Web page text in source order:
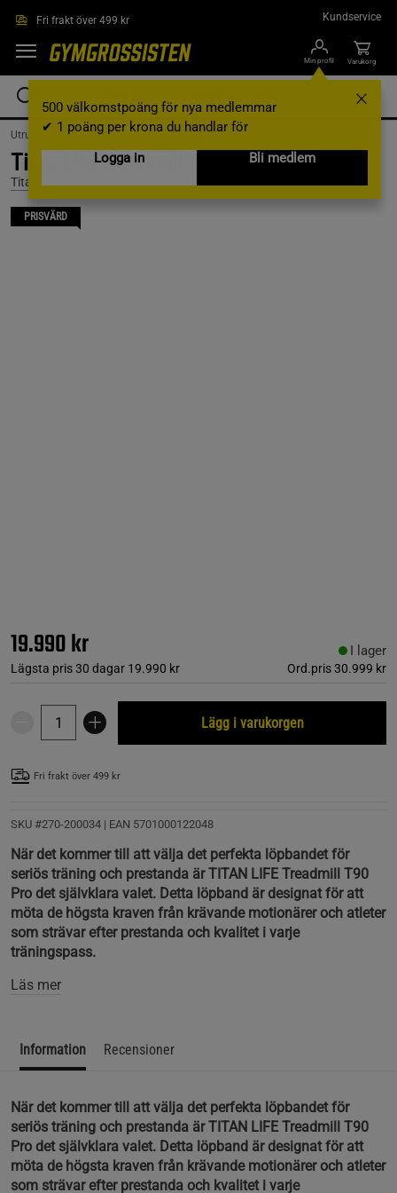
Fri frakt över 499 kr Kundservice
Min profil
500 välkomstpoäng för nya medlemmar
✔ 1 poäng per krona du handlar för
Logga in
Bli medlem
Varukorg
Utrustning & Tillbehör / Träningsmaskiner /Löpband
Titan Life Treadmill T90 PRO - Ac
Titan LIFE
PRISVÄRD
19.990 kr
Lägsta pris 30 dagar 19.990 kr Ord.pris30.999 kr
I lager
Lägg i varukorgen
Fri frakt över 499 kr
SKU #270-200034 | EAN 5701000122048
När det kommer till att välja det perfekta löpbandet för
seriös träning och prestanda är TITAN LIFE Treadmill T90
Pro det självklara valet. Detta löpband är designat för att
möta de högsta kraven från krävande motionärer och atleter
som strävar efter prestanda och kvalitet i varje
träningspass.
Läs mer
Information Recensioner
När det kommer till att välja det perfekta löpbandet för
seriös träning och prestanda är TITAN LIFE Treadmill T90
Pro det självklara valet. Detta löpband är designat för att
möta de högsta kraven från krävande motionärer och atleter
som strävar efter prestanda och kvalitet i varje